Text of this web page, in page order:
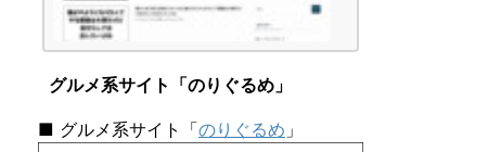
|
の
え
グルメ系サイト「のりぐるめ」
■ グルメ系サイト「のりぐるめ 」